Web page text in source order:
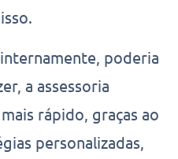
poderia
a assessoria
rápido, graças ao
personalizadas,